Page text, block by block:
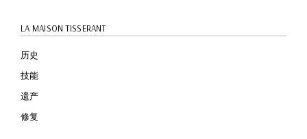
LA MAISON TISSERANT
历史
技能
遗产
修复